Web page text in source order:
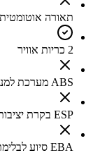
תאורה אוטומטית
2 כריות אוויר
ABS מערכת למניעת נעילת גלגלים
ESP בקרת יציבות
EBA סיוע לבלימת חירום